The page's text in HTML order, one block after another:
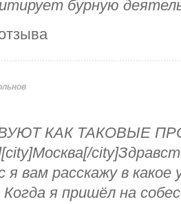
бурную
КАК ТАКОВЫЕ
я вам расскажу в
я пришёл на